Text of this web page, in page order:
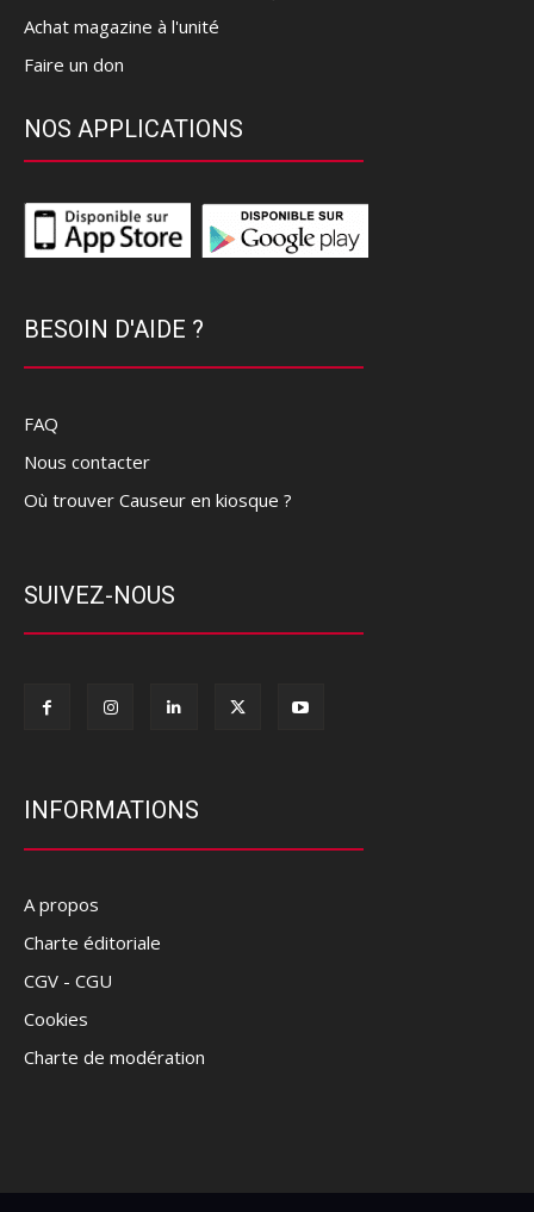
Achat magazine à l'unité
Faire un don
NOS APPLICATIONS
BESOIN D'AIDE ?
FAQ
Nous contacter
Où trouver Causeur en kiosque ?
SUIVEZ-NOUS
INFORMATIONS
A propos
Charte éditoriale
CGV - CGU
Cookies
Charte de modération